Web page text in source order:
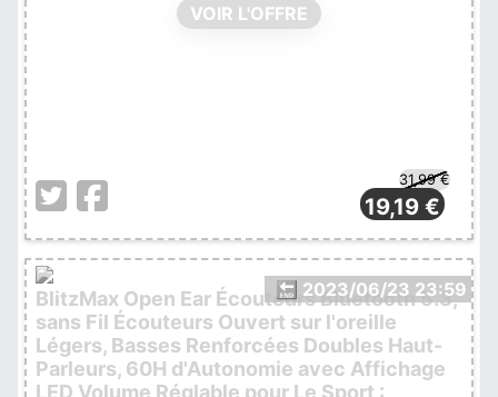
VOIR L'OFFRE
31,99 €
19,19 €
BlitzMax Open Ear Écouteurs Bluetooth 5.3,
sans Fil Écouteurs Ouvert sur l'oreille
Légers, Basses Renforcées Doubles Haut-
Parleurs, 60H d'Autonomie avec Affichage
LED Volume Réglable pour Le Sport :
🔚 2023/06/23 23:59